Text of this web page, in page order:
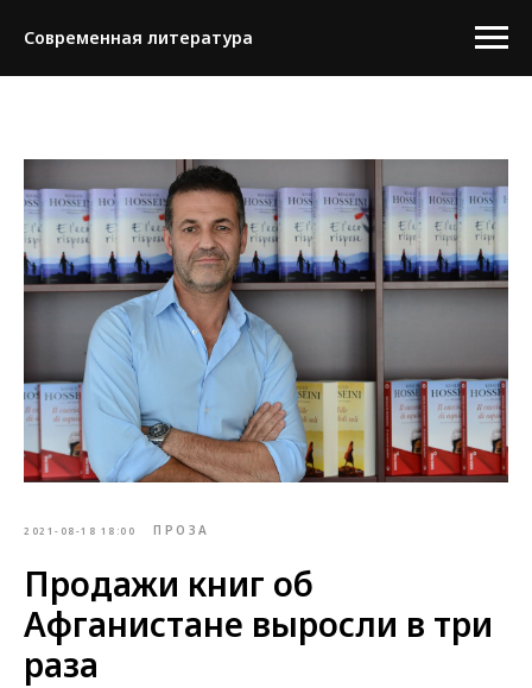
Современная литература
2021-08-18 18:00 ПРОЗА
Продажи книг об
Афганистане выросли в три
раза